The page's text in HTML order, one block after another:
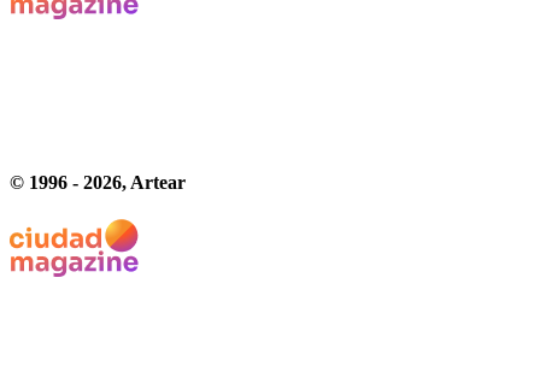
© 1996 - 2026, Artear